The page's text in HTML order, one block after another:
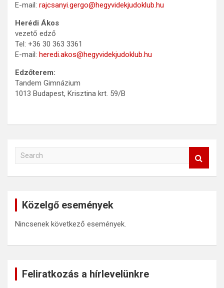
E-mail: rajcsanyi.gergo@hegyvidekjudoklub.hu
Herédi Ákos
vezető edző
Tel: +36 30 363 3361
E-mail: heredi.akos@hegyvidekjudoklub.hu
Edzőterem:
Tandem Gimnázium
1013 Budapest, Krisztina krt. 59/B
Közelgő események
Nincsenek következő események.
Feliratkozás a hírlevelünkre